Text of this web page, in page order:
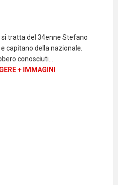
tratta del 34enne Stefano
capitano della nazionale.
conosciuti…
+ IMMAGINI